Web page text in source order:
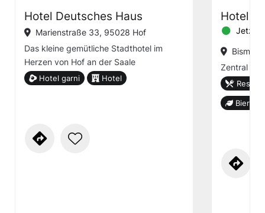
Hotel Deutsches Haus
Marienstraße 33, 95028 Hof
Das kleine gemütliche Stadthotel im
Herzen von Hof an der Saale
Hotel garni Hotel
Hotel
Jetzt
Zentral